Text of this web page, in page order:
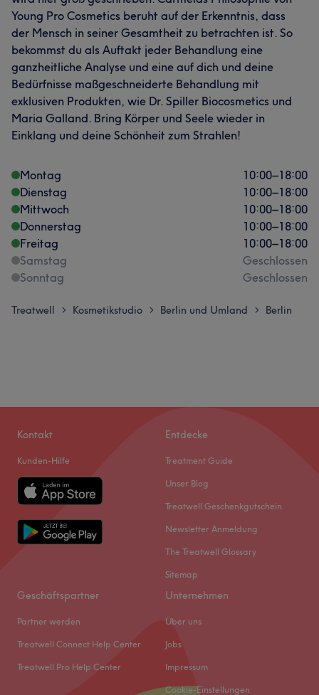
Young Pro Cosmetics beruht auf der Erkenntnis, dass
der Mensch in seiner Gesamtheit zu betrachten ist. So
bekommst du als Auftakt jeder Behandlung eine
ganzheitliche Analyse und eine auf dich und deine
Bedürfnisse maßgeschneiderte Behandlung mit
exklusiven Produkten, wie Dr. Spiller Biocosmetics und
Maria Galland. Bring Körper und Seele wieder in
Einklang und deine Schönheit zum Strahlen!
Montag 10:00–18:00
Dienstag
10:00–18:00
Mittwoch
10:00–18:00
Donnerstag
10:00–18:00
Freitag
10:00–18:00
Samstag
Geschlossen
Sonntag
Geschlossen
Treatwell > Kosmetikstudio > Berlin und Umland > Berlin
Kontakt
Kunden-Hilfe
Entdecke
Treatment Guide
Unser Blog
Treatwell Geschenkgutschein
Newsletter Anmeldung
The Treatwell Glossary
Sitemap
Geschäftspartner
Partner werden
Treatwell Connect Help Center
Treatwell Pro Help Center
Unternehmen
Über uns
Jobs
Impressum
Cookie-Einstellungen